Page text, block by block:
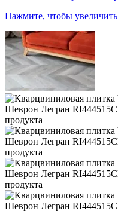
Нажмите, чтобы увеличить